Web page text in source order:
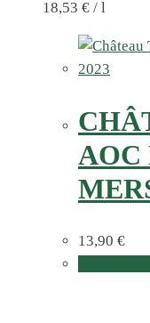
18,53 € / l
AOC
13,90 €